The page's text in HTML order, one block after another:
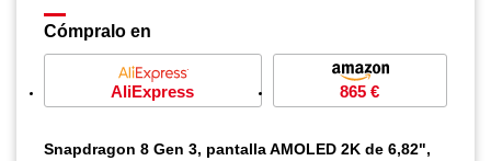
Cómpralo en
AliExpress 865 €
Snapdragon 8 Gen 3, pantalla AMOLED 2K de 6,82",